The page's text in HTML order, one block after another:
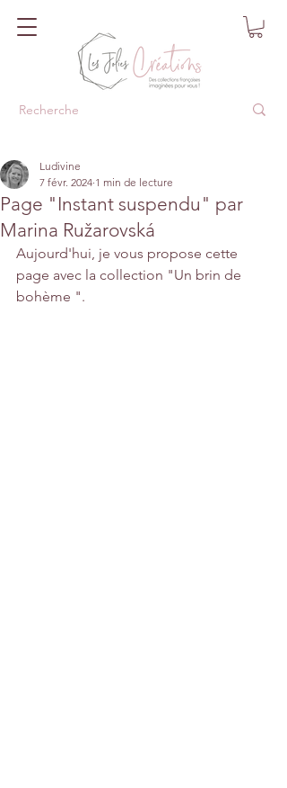
Page "Instant suspendu" par
Marina Ružarovská
Ludivine
7 févr. 2024 1 min de lecture
Aujourd'hui, je vous propose cette
page avec la collection "Un brin de
bohème ".